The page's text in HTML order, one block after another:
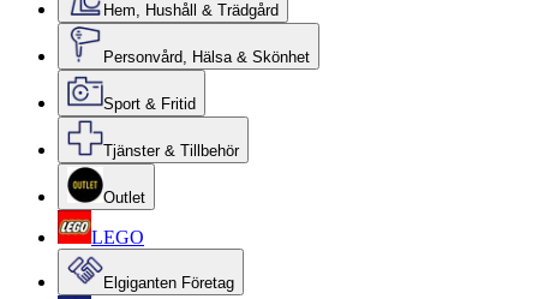
Hem, Hushåll & Trädgård
Personvård, Hälsa & Skönhet
Sport & Fritid
Tjänster & Tillbehör
Outlet
LEGO
Elgiganten Företag